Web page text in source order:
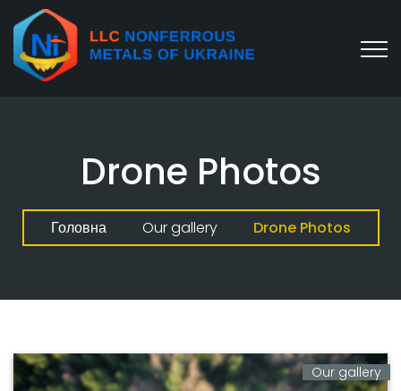
Drone Photos
Головна Our gallery Drone Photos
Our gallery